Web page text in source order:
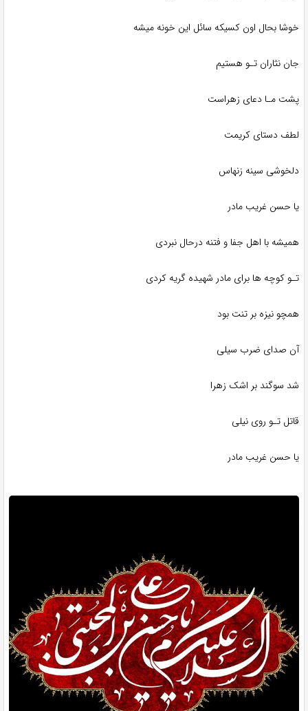
خوشا بحال اون کسیکه سائل این خونه میشه
جان نثاران تـو هستیم
پشت مـا دعای زهراست
لطف دستای کریمت
دلخوشی سینه زنهاس
یا حسن غریب مادر
همیشه با اهل جفا و فتنه درحال نبردی
تـو کوچه ها برای مادر شهیده گریه کردی
همچو نیزه بر تنت بود
آن صدای ضرب سیلی
شد سوگند بر اشک زهرا
قاتل تـو روی نیلی
یا حسن غریب مادر